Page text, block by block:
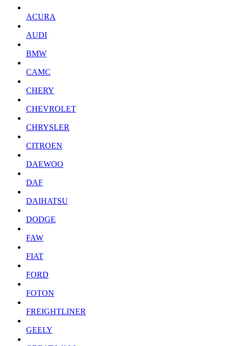
ACURA
AUDI
BMW
CAMC
CHERY
CHEVROLET
CHRYSLER
CITROEN
DAEWOO
DAF
DAIHATSU
DODGE
FAW
FIAT
FORD
FOTON
FREIGHTLINER
GEELY